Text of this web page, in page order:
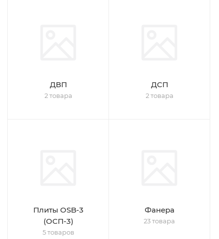
ДВП
2 товара
ДСП
2 товара
Плиты OSB-3
(ОСП-3)
5 товаров
Фанера
23 товара